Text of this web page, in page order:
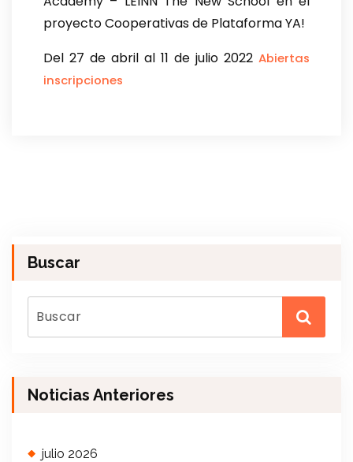
proyecto Cooperativas de Plataforma YA!
Del 27 de abril al 11 de julio 2022 Abiertas
inscripciones
Buscar
Noticias Anteriores
julio 2026